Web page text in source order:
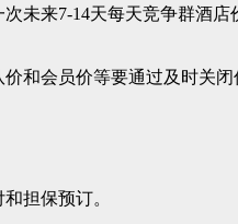
未来7-14天每天竞争群酒
和会员价等要通过及时关
担保预订。